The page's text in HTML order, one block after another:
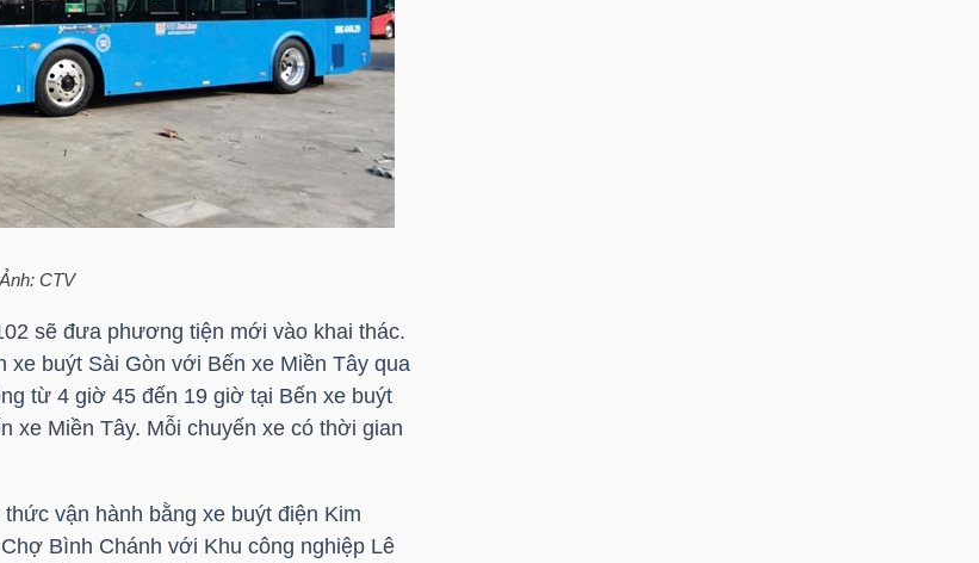
CTV
sẽ đưa phương tiện mới vào khai thác.
xe buýt Sài Gòn với Bến xe Miền Tây qua
từ 4 giờ 45 đến 19 giờ tại Bến xe buýt
xe Miền Tây. Mỗi chuyến xe có thời gian
vận hành bằng xe buýt điện Kim
Bình Chánh với Khu công nghiệp Lê